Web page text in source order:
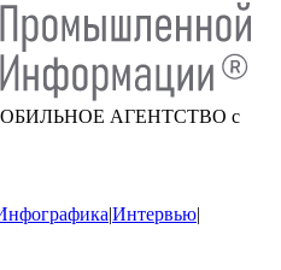
АГЕНТСТВО с
|Интервью|